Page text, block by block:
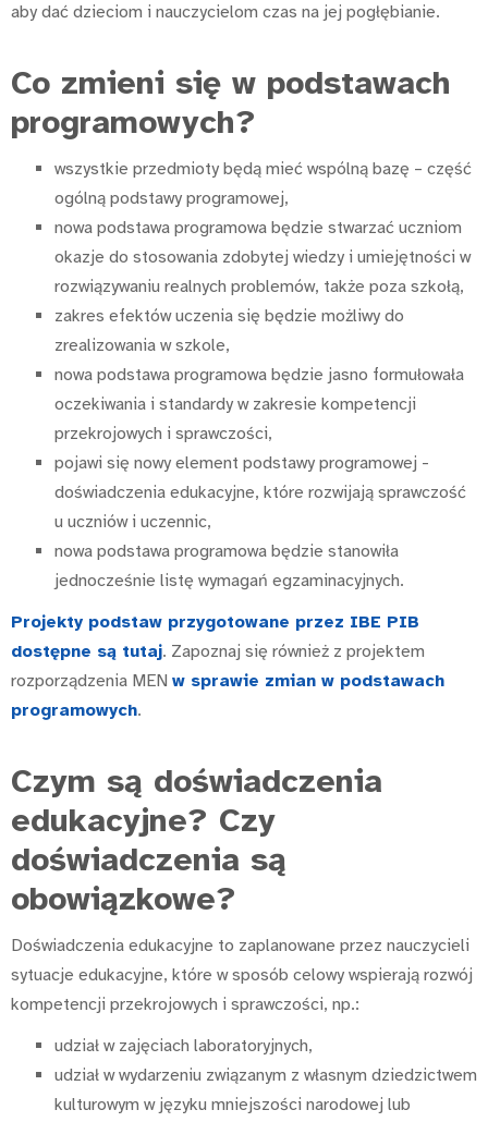
aby dać dzieciom i nauczycielom czas na jej pogłębianie.
Co zmieni się w podstawach
programowych?
wszystkie przedmioty będą mieć wspólną bazę – część
ogólną podstawy programowej,
nowa podstawa programowa będzie stwarzać uczniom
okazje do stosowania zdobytej wiedzy i umiejętności w
rozwiązywaniu realnych problemów, także poza szkołą,
zakres efektów uczenia się będzie możliwy do
zrealizowania w szkole,
nowa podstawa programowa będzie jasno formułowała
oczekiwania i standardy w zakresie kompetencji
przekrojowych i sprawczości,
pojawi się nowy element podstawy programowej -
doświadczenia edukacyjne, które rozwijają sprawczość
u uczniów i uczennic,
nowa podstawa programowa będzie stanowiła
jednocześnie listę wymagań egzaminacyjnych.
Projekty podstaw przygotowane przez IBE PIB
dostępne są tutaj. Zapoznaj się również z projektem
rozporządzenia MEN w sprawie zmian w podstawach
programowych.
Czym są doświadczenia
edukacyjne? Czy
doświadczenia są
obowiązkowe?
Doświadczenia edukacyjne to zaplanowane przez nauczycieli
sytuacje edukacyjne, które w sposób celowy wspierają rozwój
kompetencji przekrojowych i sprawczości, np.:
udział w zajęciach laboratoryjnych,
udział w wydarzeniu związanym z własnym dziedzictwem
kulturowym w języku mniejszości narodowej lub